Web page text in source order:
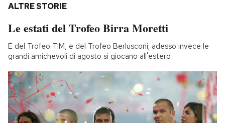
ALTRE STORIE
Le estati del Trofeo Birra Moretti
E del Trofeo TIM, e del Trofeo Berlusconi; adesso invece le
grandi amichevoli di agosto si giocano all'estero